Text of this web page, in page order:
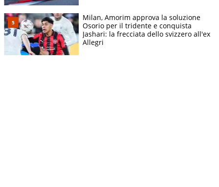
Milan, Amorim approva la soluzione
Osorio per il tridente e conquista
Jashari: la frecciata dello svizzero all'ex
Allegri